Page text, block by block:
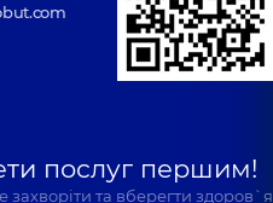
послуг першим!
та вберегти